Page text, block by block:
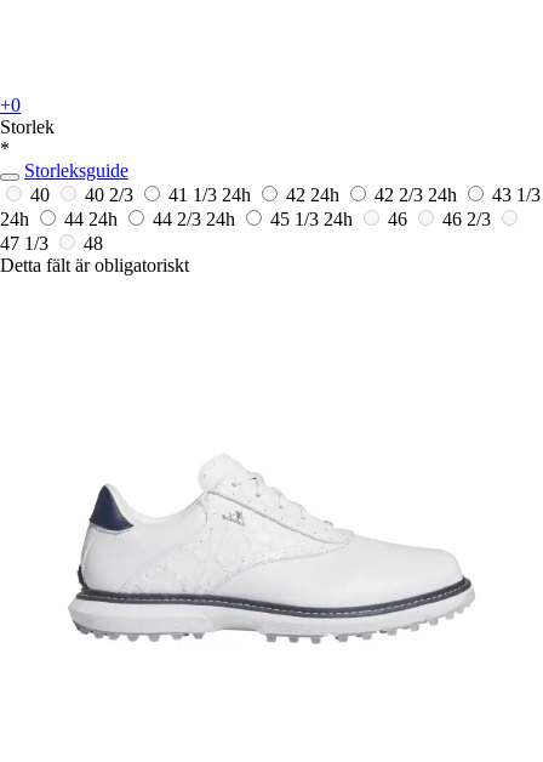
+0
Storlek
*
Storleksguide
40
40 2/3 41 1/3 24h 42 24h 42 2/3 24h
43 1/3
24h
44 24h 44 2/3 24h 45 1/3 24h 46
46 2/3
47 1/3
48
Detta fält är obligatoriskt